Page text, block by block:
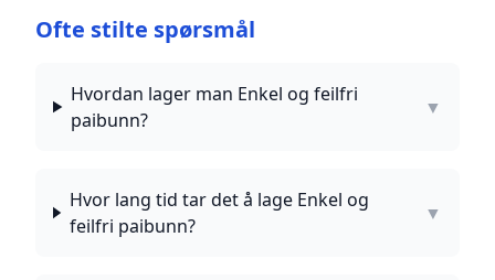
Ofte stilte spørsmål
Hvordan lager man Enkel og feilfri
paibunn?
▼
Hvor lang tid tar det å lage Enkel og
feilfri paibunn?
▼